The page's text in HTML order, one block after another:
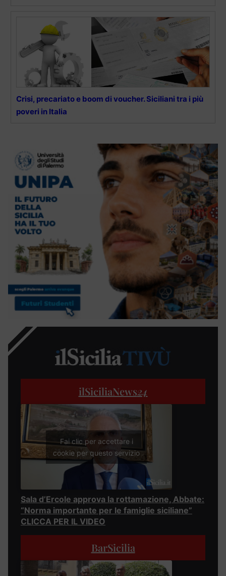
Crisi, precariato e boom di voucher. Siciliani tra i più
poveri in Italia
ilSiciliaNews24
Fai clic per accettare i
cookie per questo servizio
Sala d’Ercole approva la rottamazione, Abbate:
“Norma importante per le famiglie siciliane”
CLICCA PER IL VIDEO
BarSicilia